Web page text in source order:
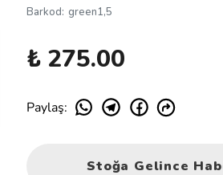
Barkod: green1,5
₺ 275.00
Paylaş:
Stoğa Gelince